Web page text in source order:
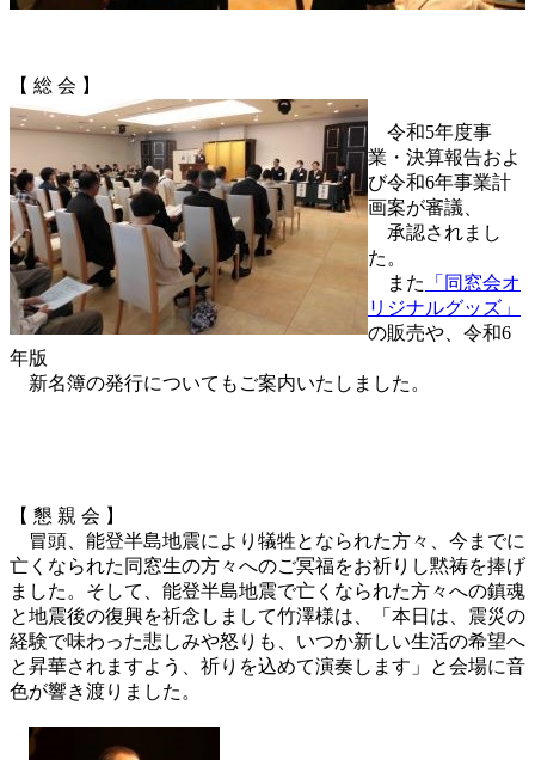
【 総 会 】
令和5年度事
業・決算報告およ
び令和6年事業計
画案が審議、
承認されまし
た。
また
「同窓会オ
リジナルグッズ」
の販売や、令和6
年版
新名簿の発行についてもご案内いたしました。
【 懇 親 会 】
冒頭、能登半島地震により犠牲となられた方々、今までに
亡くなられた同窓生の方々へのご冥福をお祈りし黙祷を捧げ
ました。そして、能登半島地震で亡くなられた方々への鎮魂
と地震後の復興を祈念しまして竹澤様は、「本日は、震災の
経験で味わった悲しみや怒りも、いつか新しい生活の希望へ
と昇華されますよう、祈りを込めて演奏します」と会場に音
色が響き渡りました。